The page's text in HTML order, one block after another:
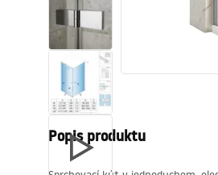
Sprchy
Kuchyňa
Kúpeľňové doplnky a
Popis produktu